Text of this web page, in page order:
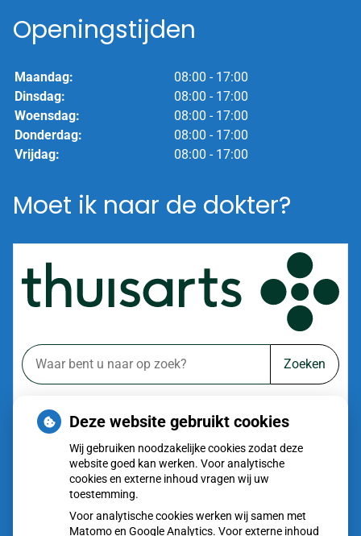
Openingstijden
Maandag:
08:00 - 17:00
Dinsdag:
08:00 - 17:00
Woensdag:
08:00 - 17:00
Donderdag:
08:00 - 17:00
Vrijdag:
08:00 - 17:00
Moet ik naar de dokter?
Zoeken
Betrouwbare informatie over ziekte en gezondheid
Deze website gebruikt cookies
Wij gebruiken noodzakelijke cookies zodat deze
website goed kan werken. Voor analytische
cookies en externe inhoud vragen wij uw
toestemming.
Voor analytische cookies werken wij samen met
Matomo en Google Analytics. Voor externe inhoud